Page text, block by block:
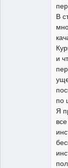
В
и
по
Я
все